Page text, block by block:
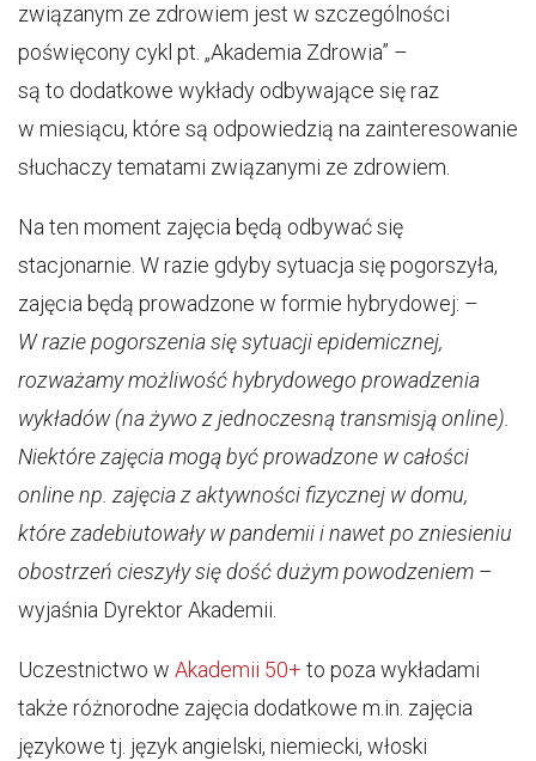
związanym ze zdrowiem jest w szczególności
poświęcony cykl pt. „Akademia Zdrowia” –
są to dodatkowe wykłady odbywające się raz
w miesiącu, które są odpowiedzią na zainteresowanie
słuchaczy tematami związanymi ze zdrowiem.
Na ten moment zajęcia będą odbywać się
stacjonarnie. W razie gdyby sytuacja się pogorszyła,
zajęcia będą prowadzone w formie hybrydowej: –
W razie pogorszenia się sytuacji epidemicznej,
rozważamy możliwość hybrydowego prowadzenia
wykładów (na żywo z jednoczesną transmisją online).
Niektóre zajęcia mogą być prowadzone w całości
online np. zajęcia z aktywności fizycznej w domu,
które zadebiutowały w pandemii i nawet po zniesieniu
obostrzeń cieszyły się dość dużym powodzeniem –
wyjaśnia Dyrektor Akademii.
Uczestnictwo w Akademii 50+ to poza wykładami
także różnorodne zajęcia dodatkowe m.in. zajęcia
językowe tj. język angielski, niemiecki, włoski